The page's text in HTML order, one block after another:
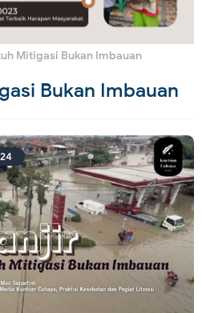
Mitigasi Bukan Imbauan
Bukan Imbauan